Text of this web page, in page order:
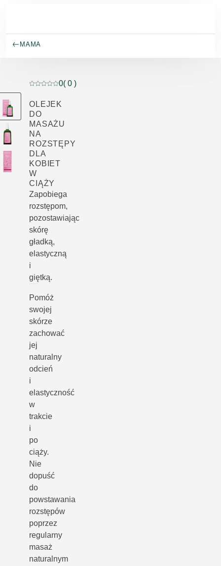
MAMA
Current rating: 0 out of 5 stars rated by 0 customers
0( 0 )
OLEJEK
DO
MASAŻU
NA
ROZSTĘPY
DLA
KOBIET
W
CIĄŻY
Zapobiega
rozstępom,
pozostawiając
skórę
gładką,
elastyczną
i
giętką.
Pomóż
swojej
skórze
zachować
jej
naturalny
odcień
i
elastyczność
w
trakcie
i
po
ciąży.
Nie
dopuść
do
powstawania
rozstępów
poprzez
regularny
masaż
naturalnym